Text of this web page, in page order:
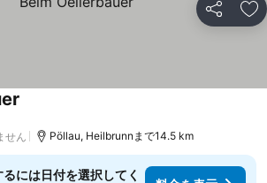
シェア お
せん Pöllau, Heilbrunnまで14.5 km
には日付を選択してく